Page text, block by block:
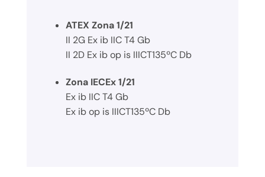
ATEX Zona 1/21
II 2G Ex ib IIC T4 Gb
II 2D Ex ib op is IIICT135ºC Db
Zona IECEx 1/21
Ex ib IIC T4 Gb
Ex ib op is IIICT135ºC Db